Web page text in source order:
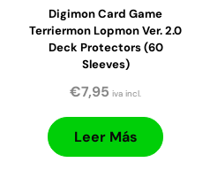
Digimon Card Game
Terriermon Lopmon Ver. 2.0
Deck Protectors (60
Sleeves)
€7,95 iva incl.
Leer Más